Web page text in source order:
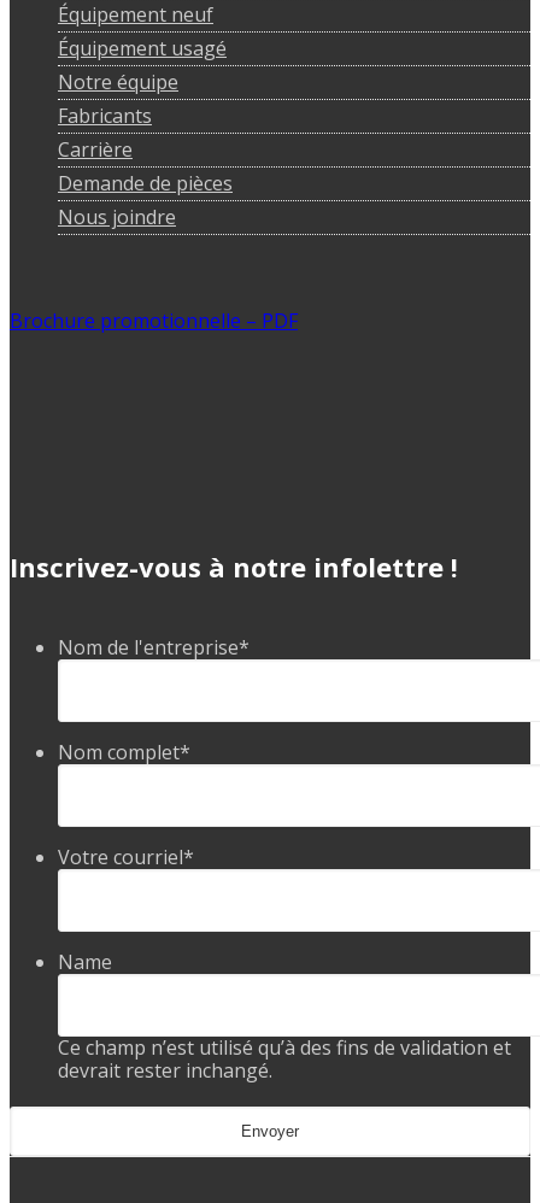
Équipement neuf
Équipement usagé
Notre équipe
Fabricants
Carrière
Demande de pièces
Nous joindre
Brochure promotionnelle – PDF
Inscrivez-vous à notre infolettre !
Nom de l'entreprise*
Nom complet*
Votre courriel*
Name
Ce champ n’est utilisé qu’à des fins de validation et
devrait rester inchangé.